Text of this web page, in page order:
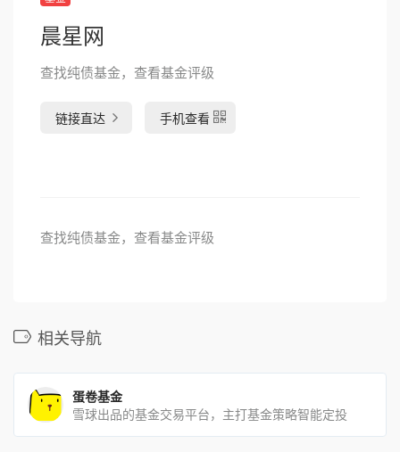
晨星网
查找纯债基金，查看基金评级
链接直达 手机查看
查找纯债基金，查看基金评级
相关导航
蛋卷基金
雪球出品的基金交易平台，主打基金策略智能定投